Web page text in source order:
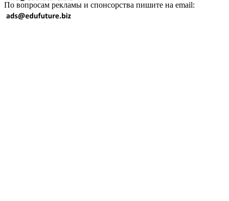
По вопросам рекламы и спонсорства пишите на email: